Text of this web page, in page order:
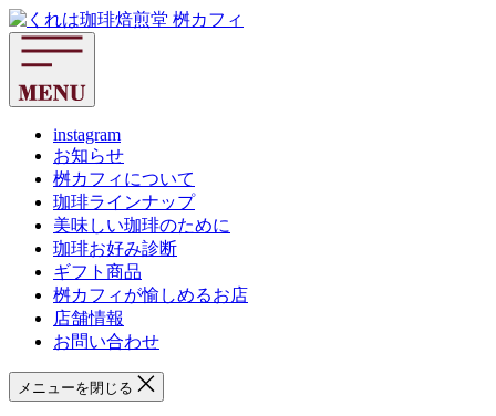
コ
ン
テ
ン
ツ
instagram
お知らせ
桝カフィについて
珈琲ラインナップ
美味しい珈琲のために
珈琲お好み診断
ギフト商品
桝カフィが愉しめるお店
店舗情報
お問い合わせ
メニューを閉じる